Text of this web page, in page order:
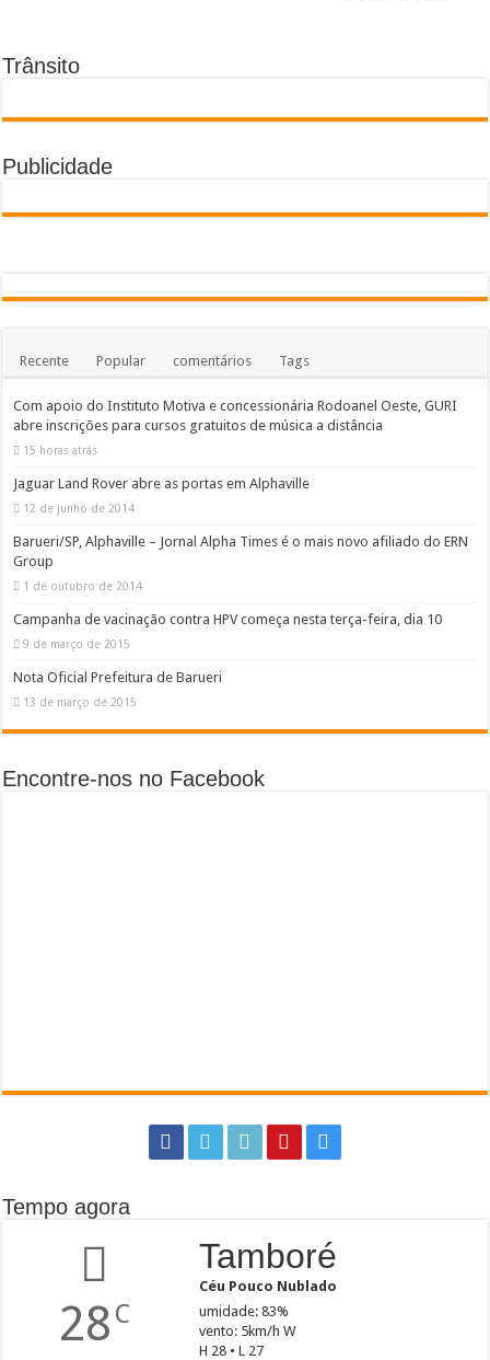
Trânsito
Publicidade
Recente Popular comentários Tags
Com apoio do Instituto Motiva e concessionária Rodoanel Oeste, GURI
abre inscrições para cursos gratuitos de música a distância
15 horas atrás
Jaguar Land Rover abre as portas em Alphaville
12 de junho de 2014
Barueri/SP, Alphaville – Jornal Alpha Times é o mais novo afiliado do ERN
Group
1 de outubro de 2014
Campanha de vacinação contra HPV começa nesta terça-feira, dia 10
9 de março de 2015
Nota Oficial Prefeitura de Barueri
13 de março de 2015
Encontre-nos no Facebook
Tempo agora
28 C
Tamboré
Céu Pouco Nublado
umidade: 83%
vento: 5km/h W
H 28 • L 27